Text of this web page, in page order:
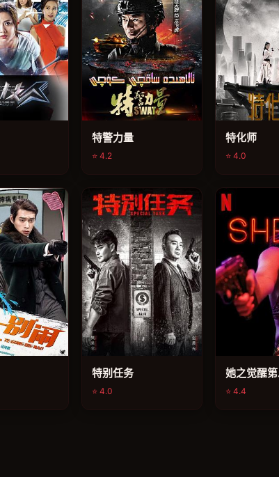
特警力量
⭐ 4.2
特化师
⭐ 4.0
电视剧
特别任务
⭐ 4.0
她之觉醒
⭐ 4.4